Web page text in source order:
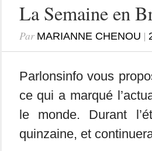
La Semaine en
Par MARIANNE CHENOU |
Parlonsinfo vous
ce qui a marqué
le monde. Durant
quinzaine, et